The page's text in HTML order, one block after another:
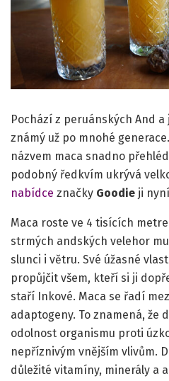
Pochází z peruánských And
známý už po mnohé
názvem maca snadno
podobný ředkvím ukrývá
nabídce značky Goodie ji
Maca roste ve 4 tisících
strmých andských velehor
slunci i větru. Své úžasné
propůjčit všem, kteří si ji
staří Inkové. Maca se řadí
adaptogeny. To znamená, že
odolnost organismu proti
nepříznivým vnějším vlivům.
důležité vitamíny, minerály a